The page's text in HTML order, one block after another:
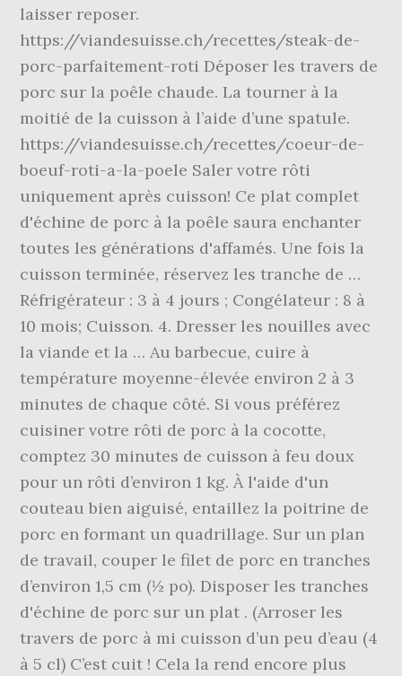
laisser reposer.
https://viandesuisse.ch/recettes/steak-de-
porc-parfaitement-roti Déposer les travers de
porc sur la poêle chaude. La tourner à la
moitié de la cuisson à l’aide d’une spatule.
https://viandesuisse.ch/recettes/coeur-de-
boeuf-roti-a-la-poele Saler votre rôti
uniquement après cuisson! Ce plat complet
d'échine de porc à la poêle saura enchanter
toutes les générations d'affamés. Une fois la
cuisson terminée, réservez les tranche de …
Réfrigérateur : 3 à 4 jours ; Congélateur : 8 à
10 mois; Cuisson. 4. Dresser les nouilles avec
la viande et la … Au barbecue, cuire à
température moyenne-élevée environ 2 à 3
minutes de chaque côté. Si vous préférez
cuisiner votre rôti de porc à la cocotte,
comptez 30 minutes de cuisson à feu doux
pour un rôti d’environ 1 kg. À l'aide d'un
couteau bien aiguisé, entaillez la poitrine de
porc en formant un quadrillage. Sur un plan
de travail, couper le filet de porc en tranches
d’environ 1,5 cm (½ po). Disposer les tranches
d'échine de porc sur un plat . (Arroser les
travers de porc à mi cuisson d’un peu d’eau (4
à 5 cl) C’est cuit ! Cela la rend encore plus